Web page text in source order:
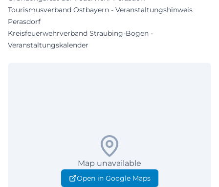
Tourismusverband Ostbayern - Veranstaltungshinweis
Perasdorf
Kreisfeuerwehrverband Straubing-Bogen -
Veranstaltungskalender
Map unavailable
Open in Google Maps